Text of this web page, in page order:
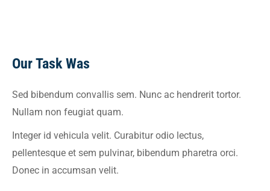
Our Task Was
Sed bibendum convallis sem. Nunc ac hendrerit tortor.
Nullam non feugiat quam.
Integer id vehicula velit. Curabitur odio lectus,
pellentesque et sem pulvinar, bibendum pharetra orci.
Donec in accumsan velit.